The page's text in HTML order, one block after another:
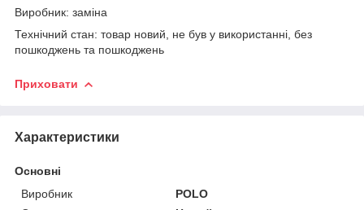
Виробник: заміна
Технічний стан: товар новий, не був у використанні, без
пошкоджень та пошкоджень
Приховати
Характеристики
Основні
Виробник
POLO